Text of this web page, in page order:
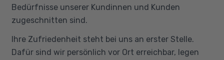
Bedürfnisse unserer Kundinnen und Kunden
zugeschnitten sind.
Ihre Zufriedenheit steht bei uns an erster Stelle.
Dafür sind wir persönlich vor Ort erreichbar, legen